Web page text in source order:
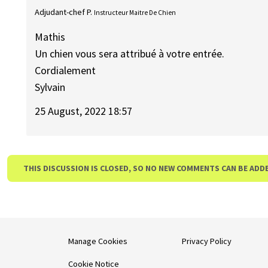
Adjudant-chef P. Instructeur Maitre De Chien
Mathis
Un chien vous sera attribué à votre entrée.
Cordialement
Sylvain
25 August, 2022 18:57
THIS DISCUSSION IS CLOSED, SO NO NEW COMMENTS CAN BE
Manage Cookies
Cookie Notice
Privacy Policy